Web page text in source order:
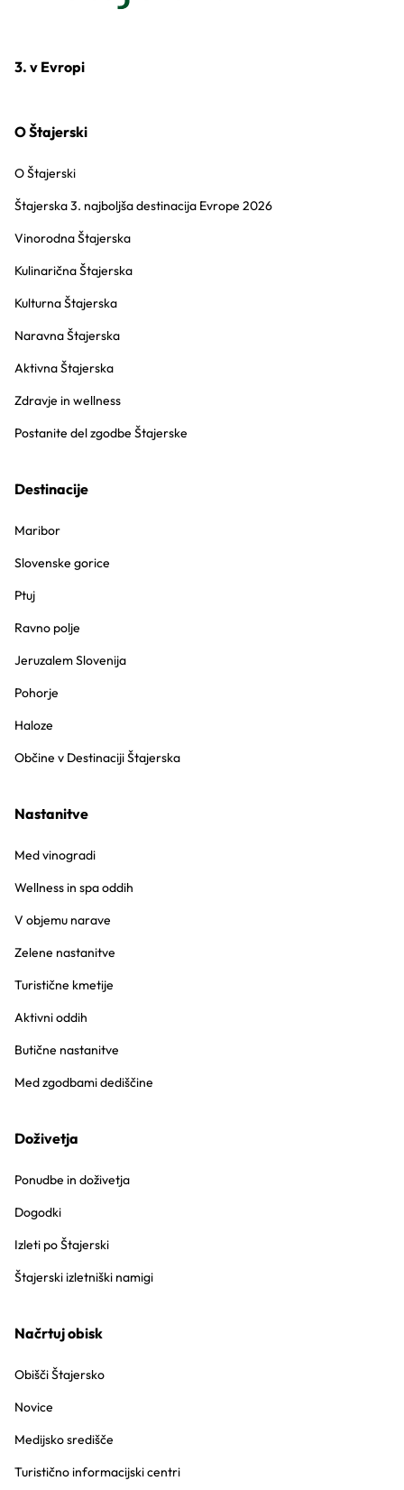
3. v Evropi
O Štajerski
O Štajerski
Štajerska 3. najboljša destinacija Evrope 2026
Vinorodna Štajerska
Kulinarična Štajerska
Kulturna Štajerska
Naravna Štajerska
Aktivna Štajerska
Zdravje in wellness
Postanite del zgodbe Štajerske
Destinacije
Maribor
Slovenske gorice
Ptuj
Ravno polje
Jeruzalem Slovenija
Pohorje
Haloze
Občine v Destinaciji Štajerska
Nastanitve
Med vinogradi
Wellness in spa oddih
V objemu narave
Zelene nastanitve
Turistične kmetije
Aktivni oddih
Butične nastanitve
Med zgodbami dediščine
Doživetja
Ponudbe in doživetja
Dogodki
Izleti po Štajerski
Štajerski izletniški namigi
Načrtuj obisk
Obišči Štajersko
Novice
Medijsko središče
Turistično informacijski centri